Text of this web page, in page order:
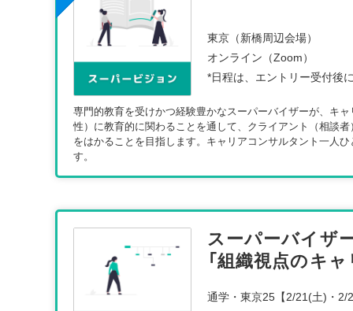
東京（新橋周辺会場）
オンライン（Zoom）
*日程は、エントリー受付後
専門的教育を受けかつ経験豊かなスーパーバイザーが、キ
性）に教育的に関わることを通して、クライアント（相談
をはかることを目指します。キャリアコンサルタント一人
す。
スーパーバイザ
「組織視点のキ
通学・東京25【2/21(土)・2/